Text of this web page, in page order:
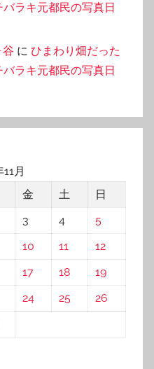
ラキ元都民の写真日
に ひまわり畑だった
ラキ元都民の写真日
月
金 土
日
3 4
5
10 11
12
17 18
19
24 25
26